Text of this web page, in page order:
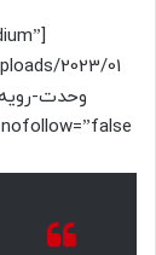
nofollow=”false”]pdf متن رای وحدت رویه شماره 730[/button]